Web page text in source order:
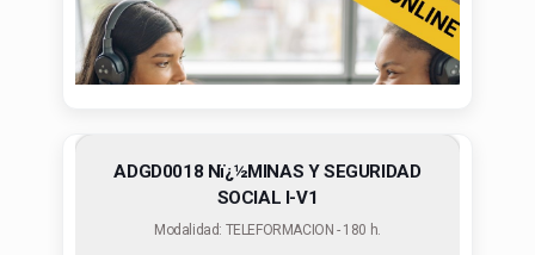
ADGD0018 Nï¿½MINAS Y SEGURIDAD
SOCIAL I-V1
Modalidad: TELEFORMACION - 180 h.